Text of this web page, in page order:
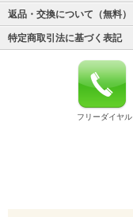
返品・交換について（無料）
特定商取引法に基づく表記
フリーダイヤル